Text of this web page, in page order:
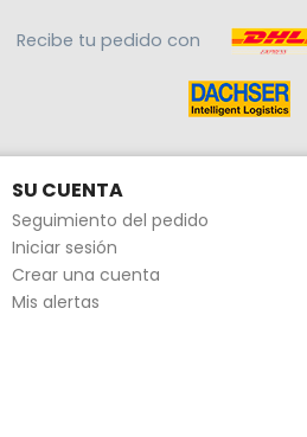
Recibe tu pedido con
SU CUENTA
Seguimiento del pedido
Iniciar sesión
Crear una cuenta
Mis alertas